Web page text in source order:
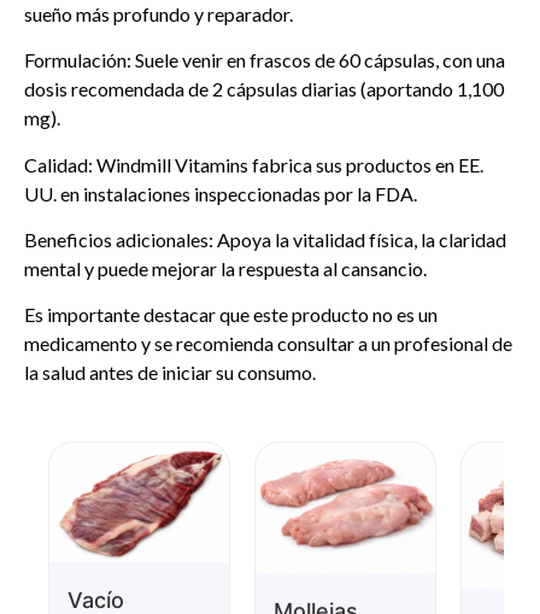
sueño más profundo y reparador.
Formulación: Suele venir en frascos de 60 cápsulas, con una
dosis recomendada de 2 cápsulas diarias (aportando 1,100
mg).
Calidad: Windmill Vitamins fabrica sus productos en EE.
UU. en instalaciones inspeccionadas por la FDA.
Beneficios adicionales: Apoya la vitalidad física, la claridad
mental y puede mejorar la respuesta al cansancio.
Es importante destacar que este producto no es un
medicamento y se recomienda consultar a un profesional de
la salud antes de iniciar su consumo.
Vacío